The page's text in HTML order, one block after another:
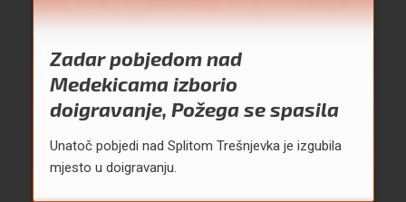
Zadar pobjedom nad
Medekicama izborio
doigravanje, Požega se spasila
Unatoč pobjedi nad Splitom Trešnjevka je izgubila
mjesto u doigravanju.